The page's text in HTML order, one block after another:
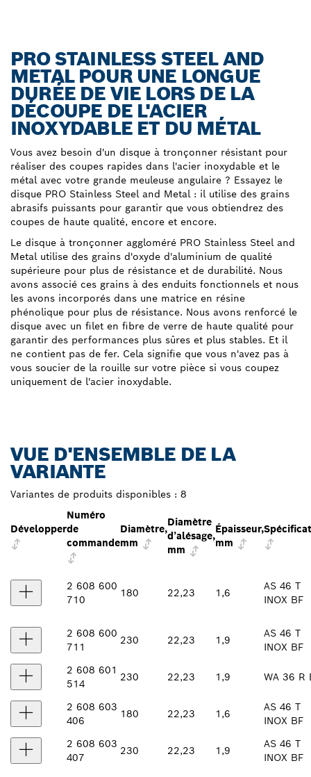
PRO STAINLESS STEEL AND
METAL POUR UNE LONGUE
DURÉE DE VIE LORS DE LA
DÉCOUPE DE L'ACIER
INOXYDABLE ET DU MÉTAL
Vous avez besoin d'un disque à tronçonner résistant pour
réaliser des coupes rapides dans l'acier inoxydable et le
métal avec votre grande meuleuse angulaire ? Essayez le
disque PRO Stainless Steel and Metal : il utilise des grains
abrasifs puissants pour garantir que vous obtiendrez des
coupes de haute qualité, encore et encore.
Le disque à tronçonner aggloméré PRO Stainless Steel and
Metal utilise des grains d'oxyde d'aluminium de qualité
supérieure pour plus de résistance et de durabilité. Nous
avons associé ces grains à des enduits fonctionnels et nous
les avons incorporés dans une matrice en résine
phénolique pour plus de résistance. Nous avons renforcé le
disque avec un filet en fibre de verre de haute qualité pour
garantir des performances plus sûres et plus stables. Et il
ne contient pas de fer. Cela signifie que vous n'avez pas à
vous soucier de la rouille sur votre pièce si vous coupez
uniquement de l'acier inoxydable.
VUE D'ENSEMBLE DE LA
VARIANTE
Variantes de produits disponibles : 8
Développer
Numéro
de
commande
Diamètre,
mm
Diamètre
d’alésage,
mm
Épaisseur,
mm
2 608 600
710
180 22,23 1,6
AS 46 T
INOX BF
2 608 600
711
230 22,23 1,9
AS 46 T
INOX BF
2 608 601
514
230 22,23 1,9 WA 36 R
2 608 603
406
180 22,23 1,6
AS 46 T
INOX BF
2 608 603
407
230 22,23 1,9
AS 46 T
INOX BF